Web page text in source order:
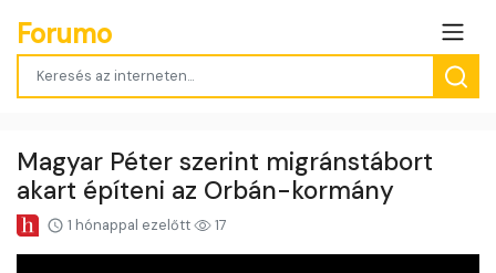
Forumo
Magyar Péter szerint migránstábort
akart építeni az Orbán-kormány
1 hónappal ezelőtt 17